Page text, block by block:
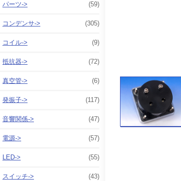
パーツ-> (59)
コンデンサ-> (305)
コイル-> (9)
抵抗器-> (72)
真空管-> (6)
発振子-> (117)
音響関係-> (47)
電源-> (57)
LED-> (55)
スイッチ-> (43)